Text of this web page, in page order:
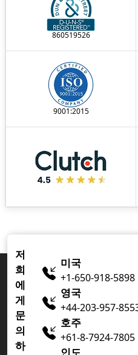
860519526
9001:2015
저
희
에
게
문
의
하
미국
+1-650-918-5898
영국
+44-203-957-
호주
+61-8-7924-7805